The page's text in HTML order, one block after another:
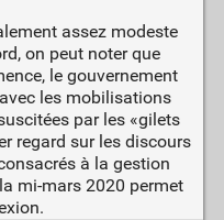
assez modeste
on peut noter que
le gouvernement
les mobilisations
par les «gilets
regard sur les discours
à la gestion
mi-mars 2020 permet